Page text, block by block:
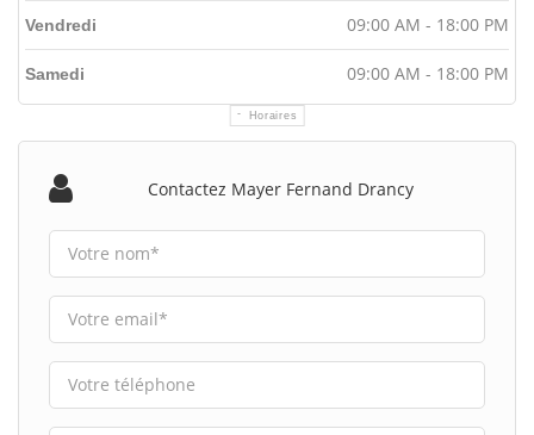
Horaires
Vendredi 09:00 AM - 18:00 PM
Samedi 09:00 AM - 18:00 PM
Contactez Mayer Fernand Drancy